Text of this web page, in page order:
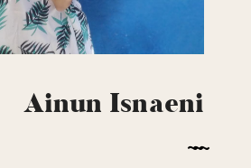
Ainun Isnaeni